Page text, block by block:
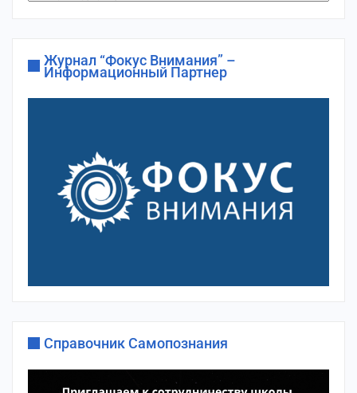
Журнал “Фокус Внимания” –
Информационный Партнер
Справочник Самопознания